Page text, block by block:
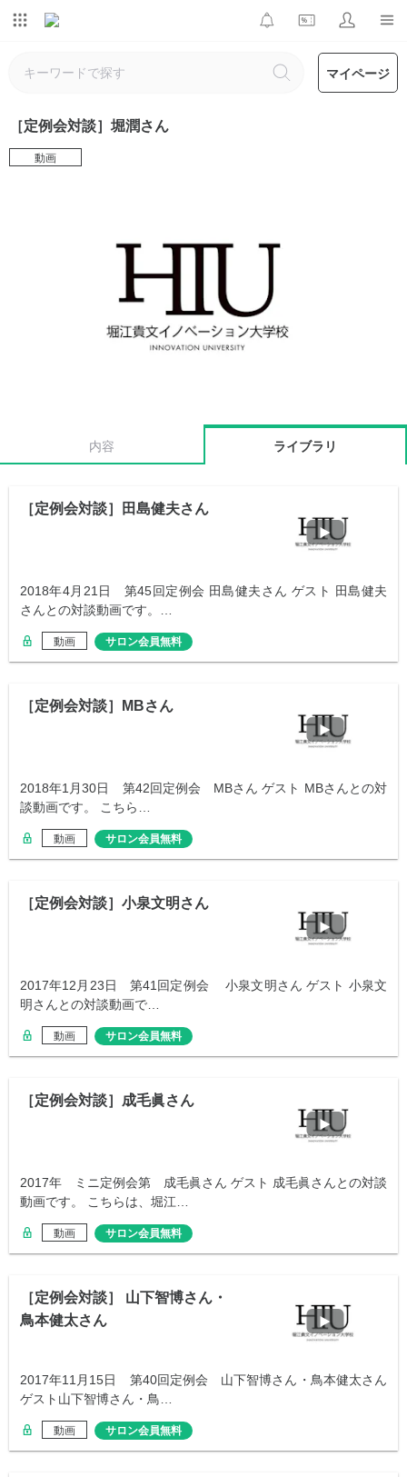
マイページ
［定例会対談］堀潤さん
動画
内容 ライブラリ
［定例会対談］田島健夫さん
2018年4月21日 第45回定例会 田島健夫さん ゲスト 田島健夫
さんとの対談動画です。…
動画 サロン会員無料
［定例会対談］MBさん
2018年1月30日 第42回定例会 MBさん ゲスト MBさんとの対
談動画です。 こちら…
動画 サロン会員無料
［定例会対談］小泉文明さん
2017年12月23日 第41回定例会 小泉文明さん ゲスト 小泉文
明さんとの対談動画で…
動画 サロン会員無料
［定例会対談］成毛眞さん
2017年 ミニ定例会第 成毛眞さん ゲスト 成毛眞さんとの対談
動画です。 こちらは、堀江…
動画 サロン会員無料
［定例会対談］ 山下智博さん・
鳥本健太さん
2017年11月15日 第40回定例会 山下智博さん・鳥本健太さん
ゲスト山下智博さん・鳥…
動画 サロン会員無料